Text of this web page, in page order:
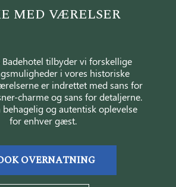
MED VÆRELSER
Badehotel tilbyder vi forskellige
i vores historiske
er indrettet med sans for
charme og sans for detaljerne.
behagelig og autentisk oplevelse
for enhver gæst.
OVERNATNING